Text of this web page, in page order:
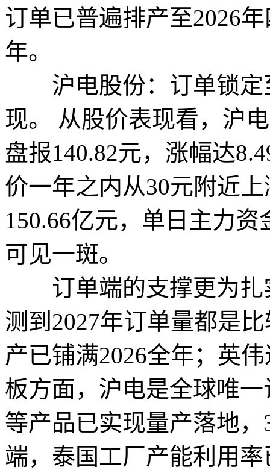
订单已普遍排产至2026
年。
沪电股份：订单锁定
现。 从股价表现看，沪
盘报140.82元，涨幅达
价一年之内从30元附近
150.66亿元，单日主力
可见一斑。
订单端的支撑更为扎
测到2027年订单量都是
产已铺满2026全年；英
板方面，沪电是全球唯
等产品已实现量产落地
端，泰国工厂产能利用